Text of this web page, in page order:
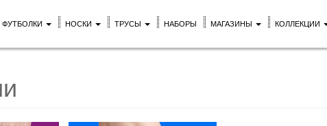
ФУТБОЛКИ НОСКИ ТРУСЫ НАБОРЫ МАГАЗИНЫ КОЛЛЕКЦИИ